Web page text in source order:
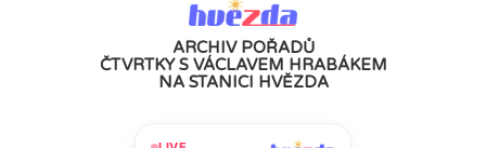
ARCHIV POŘADŮ
ČTVRTKY S VÁCLAVEM HRABÁKEM
NA STANICI HVĚZDA